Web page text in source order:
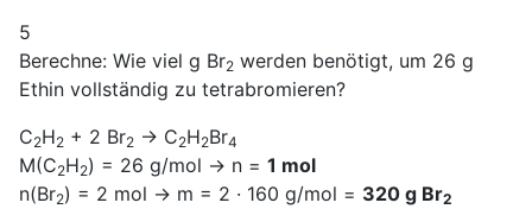
5
Berechne: Wie viel g Br2 werden benötigt, um 26 g
Ethin vollständig zu tetrabromieren?
C2H2 + 2 Br2 → C2H2Br4
M(C2H2) = 26 g/mol → n = 1 mol
n(Br2) = 2 mol → m = 2 · 160 g/mol = 320 g Br2